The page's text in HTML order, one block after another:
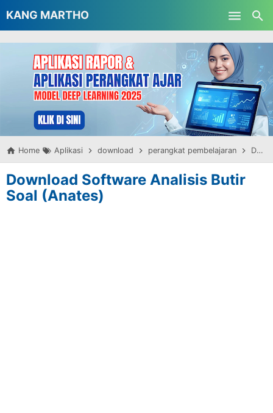
Skip to main content
KANG MARTHO
Home Aplikasi download perangkat pembelajaran Download Software Analisis Butir Soal (Anates)
Download Software Analisis Butir
Soal (Anates)